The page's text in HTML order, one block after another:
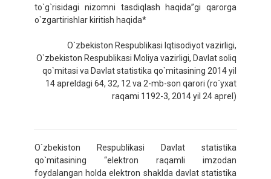
to`g`risidagi nizomni tasdiqlash haqida”gi qarorga
o`zgartirishlar kiritish haqida*
O`zbekiston Respublikasi Iqtisodiyot vazirligi,
O`zbekiston Respublikasi Moliya vazirligi, Davlat soliq
qo`mitasi va Davlat statistika qo`mitasining 2014 yil
14 apreldagi 64, 32, 12 va 2-mb-son qarori (ro`yxat
raqami 1192-3, 2014 yil 24 aprel)
O`zbekiston Respublikasi Davlat statistika
qo`mitasining “elektron raqamli imzodan
foydalangan holda elektron shaklda davlat statistika